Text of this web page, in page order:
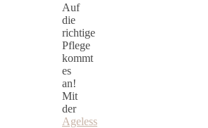
Auf
die
richtige
Pflege
kommt
es
an!
Mit
der
Ageless